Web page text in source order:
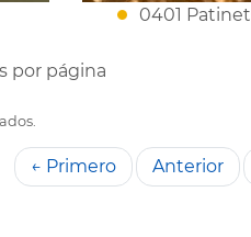
0401
por página
← Primero Anterior